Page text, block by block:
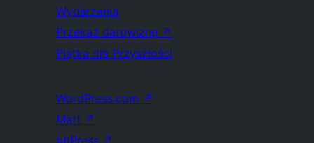
Wydarzenia
Przekaż darowiznę ↗
Piątka dla Przyszłości
WordPress.com ↗
Matt ↗
bbPress ↗